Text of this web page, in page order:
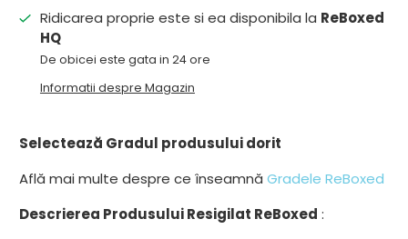
Ridicarea proprie este si ea disponibila la ReBoxed
HQ
De obicei este gata in 24 ore
Informatii despre Magazin
Selectează Gradul produsului dorit
Află mai multe despre ce înseamnăGradele ReBoxed
Descrierea Produsului Resigilat ReBoxed :